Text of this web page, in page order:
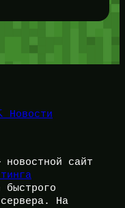
Новости
новостной сайт
На